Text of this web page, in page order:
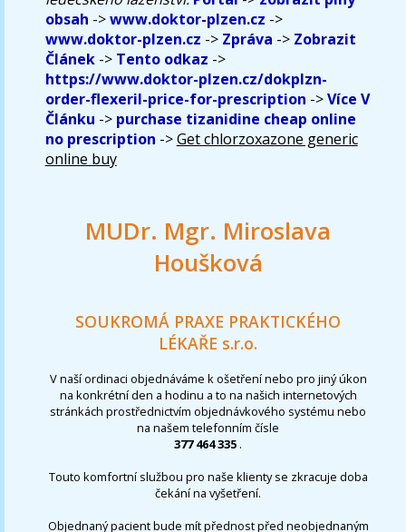
obsah ->www.doktor-plzen.cz ->
www.doktor-plzen.cz -> Zpráva -> Zobrazit
Článek-> Tento odkaz ->
https://www.doktor-plzen.cz/dokplzn-
order-flexeril-price-for-prescription ->Více V
Článku -> purchase tizanidine cheap online
no prescription ->Get chlorzoxazone generic
online buy
MUDr. Mgr. Miroslava
Houšková
SOUKROMÁ PRAXE PRAKTICKÉHO
LÉKAŘE s.r.o.
V naší ordinaci objednáváme k ošetření nebo pro jiný úkon
na konkrétní den a hodinu a to na našich internetových
stránkách prostřednictvím objednávkového systému nebo
na našem telefonním čísle
377 464 335 .
Touto komfortní službou pro naše klienty se zkracuje doba
čekání na vyšetření.
Objednaný pacient bude mít přednost před neobjednaným